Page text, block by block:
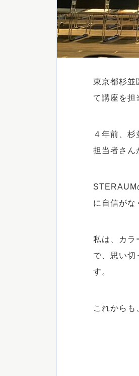
東京都杉並
て講座を担
４年前、
担当者さん
STERAUM
に自信がな
私は、カラ
で、思い切
す。
これからも